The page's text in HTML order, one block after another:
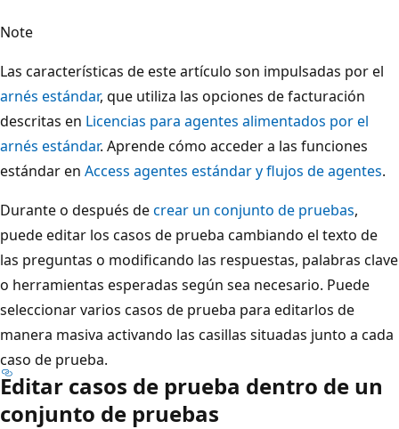
Note
Las características de este artículo son impulsadas por el
arnés estándar, que utiliza las opciones de facturación
descritas en Licencias para agentes alimentados por el
arnés estándar. Aprende cómo acceder a las funciones
estándar en Access agentes estándar y flujos de agentes.
Durante o después decrear un conjunto de pruebas,
puede editar los casos de prueba cambiando el texto de
las preguntas o modificando las respuestas, palabras clave
o herramientas esperadas según sea necesario. Puede
seleccionar varios casos de prueba para editarlos de
manera masiva activando las casillas situadas junto a cada
caso de prueba.
Editar casos de prueba dentro de un
conjunto de pruebas